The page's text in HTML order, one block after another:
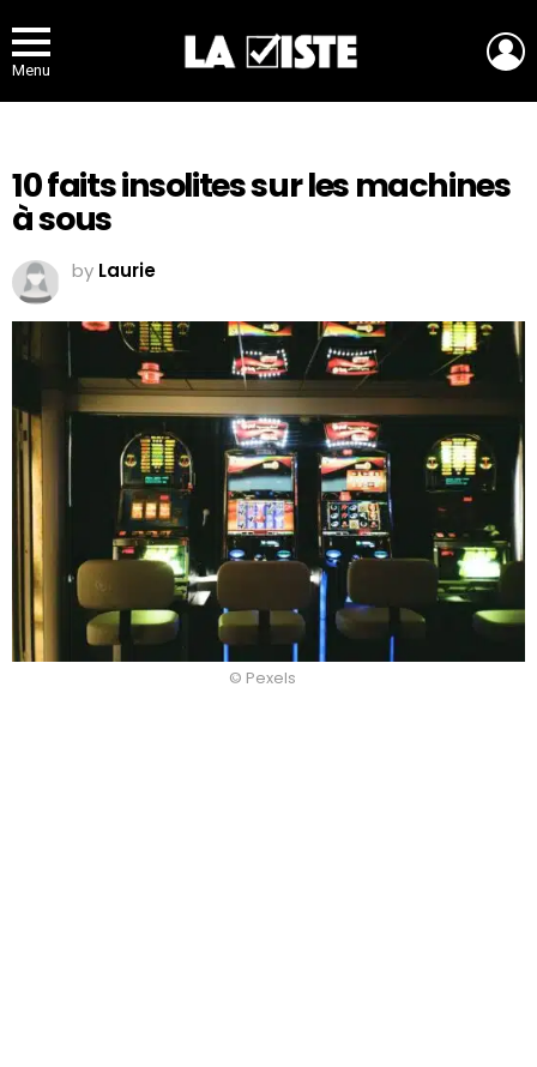
Menu
10 faits insolites sur les machines
à sous
by Laurie
© Pexels